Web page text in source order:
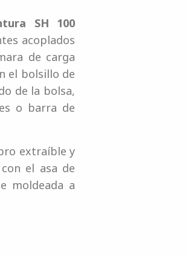
SH 100
acoplados
de carga
el bolsillo de
de la bolsa,
o barra de
extraíble y
el asa de
moldeada a